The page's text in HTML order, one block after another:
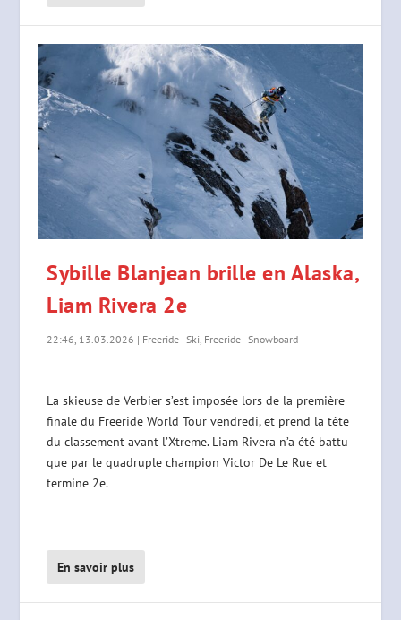
Sybille Blanjean brille en Alaska,
Liam Rivera 2e
22:46, 13.03.2026 | Freeride - Ski Freeride - Snowboard
La skieuse de Verbier s’est imposée lors de la première
finale du Freeride World Tour vendredi, et prend la tête
du classement avant l’Xtreme. Liam Rivera n’a été battu
que par le quadruple champion Victor De Le Rue et
termine 2e.
En savoir plus